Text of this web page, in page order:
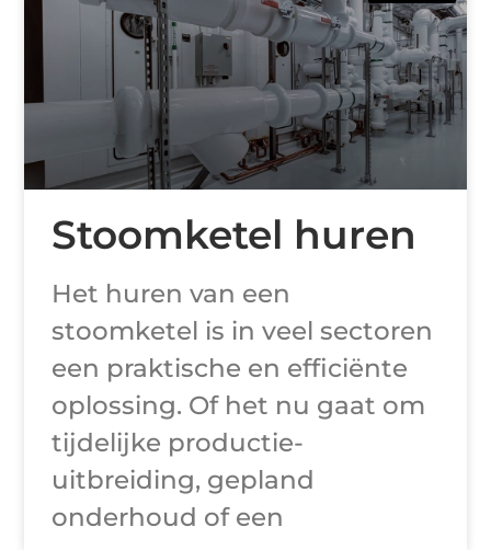
Stoomketel huren
Het huren van een
stoomketel is in veel sectoren
een praktische en efficiënte
oplossing. Of het nu gaat om
tijdelijke productie-
uitbreiding, gepland
onderhoud of een